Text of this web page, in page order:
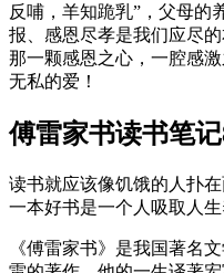
反哺，羊知跪乳”，父母的
报、感恩尽孝是我们应尽
那一颗感恩之心，一腔感
无私的爱！
傅雷家书读书笔
读书就应该像饥饿的人扑
一本好书是一个人吸取人生
《傅雷家书》是我国著名